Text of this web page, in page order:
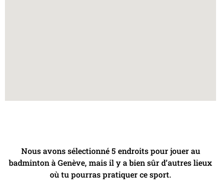
Nous avons sélectionné 5 endroits pour jouer au
badminton à Genève, mais il y a bien sûr d’autres lieux
où tu pourras pratiquer ce sport.